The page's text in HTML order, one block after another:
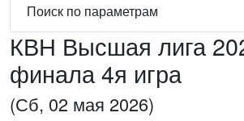
Поиск по параметрам
КВН Высшая лига
финала 4я игра
(Сб, 02 мая 2026)